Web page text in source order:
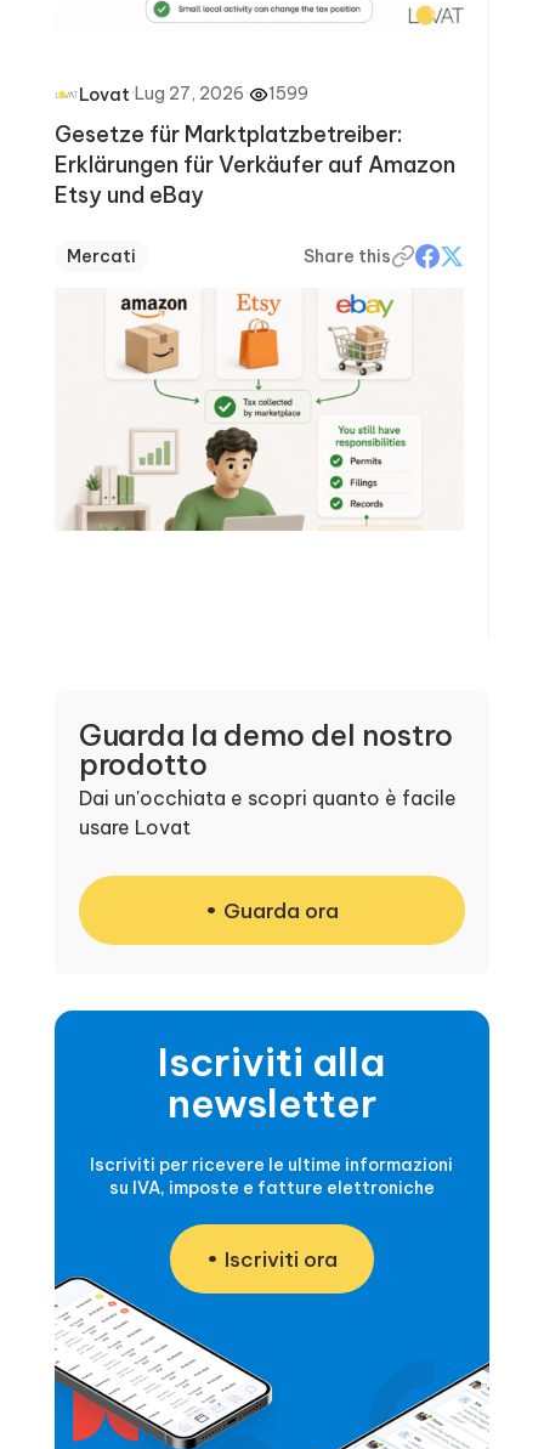
Lovat·Lug 27, 2026· 1599
Gesetze für Marktplatzbetreiber:
Erklärungen für Verkäufer auf Amazon
Etsy und eBay
Mercati Share this
Guarda la demo del nostro
prodotto
Dai un'occhiata e scopri quanto è facile
usare Lovat
Guarda ora
Iscriviti alla
newsletter
Iscriviti per ricevere le ultime informazioni
su IVA, imposte e fatture elettroniche
Iscriviti ora